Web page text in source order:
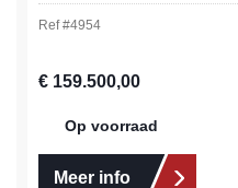
Ref #4954
Normale prijs:
€ 159.500,00
Op voorraad
Meer info